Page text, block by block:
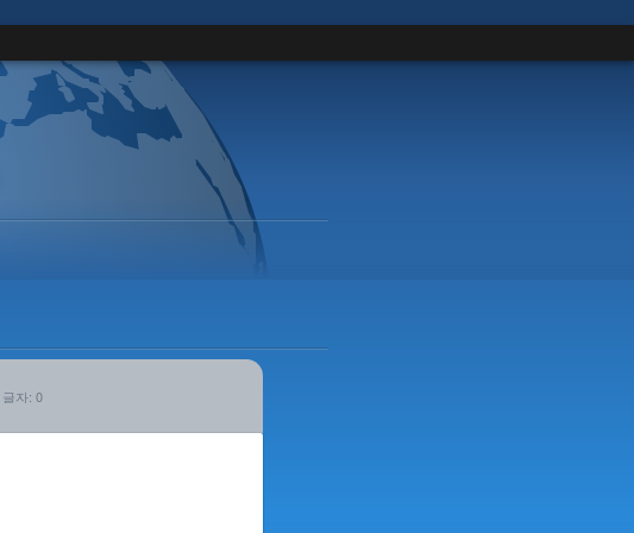
글자: 0